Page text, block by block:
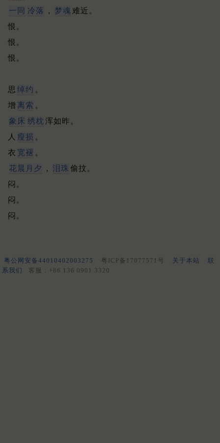
一同 冷落 ， 梦魂 难近。
恨。
恨。
恨。
思 绰约 。
增 离索 。
象床 绣枕浑如昨。
人 瘦损 。
衣 宽褪 。
花晨 月夕 ， 泪珠 偷抆。
闷。
闷。
闷。
粤公网安备44010402003275 粤ICP备17077571号 关于本站
联
系我们
客服：+86 136 0901 3320